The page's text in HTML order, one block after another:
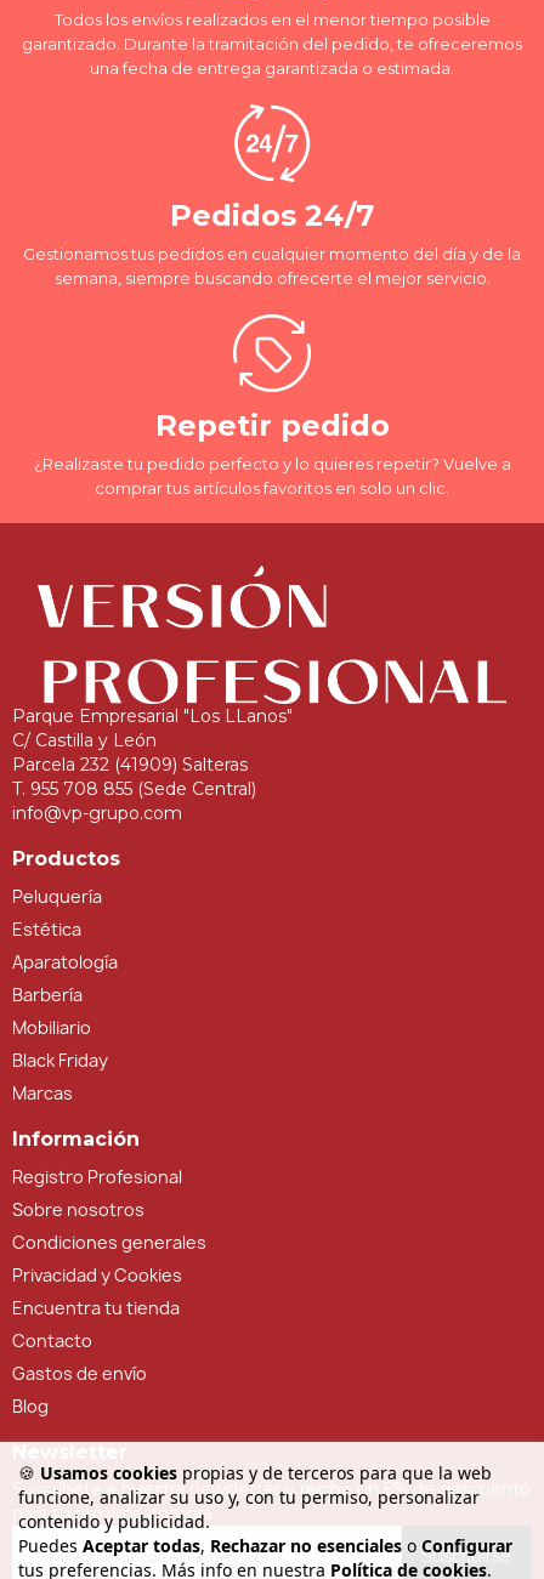
🍪 Usamos cookies propias y de terceros para que la web
funcione, analizar su uso y, con tu permiso, personalizar
contenido y publicidad.
Puedes Aceptar todas, Rechazar no esenciales o Configurar
tus preferencias. Más info en nuestra Política de cookies.
Todos los envíos realizados en el menor tiempo posible
garantizado. Durante la tramitación del pedido, te ofreceremos
una fecha de entrega garantizada o estimada.
Pedidos 24/7
Gestionamos tus pedidos en cualquier momento del día y de la
semana, siempre buscando ofrecerte el mejor servicio.
Repetir pedido
¿Realizaste tu pedido perfecto y lo quieres repetir? Vuelve a
comprar tus artículos favoritos en solo un clic.
Parque Empresarial "Los LLanos"
C/ Castilla y León
Parcela 232 (41909) Salteras
T. 955 708 855 (Sede Central)
info@vp-grupo.com
Productos
Peluquería
Estética
Aparatología
Barbería
Mobiliario
Black Friday
Marcas
Información
Registro Profesional
Sobre nosotros
Condiciones generales
Privacidad y Cookies
Encuentra tu tienda
Contacto
Gastos de envío
Blog
Suscríbete a nuestra newsletter y recibe un 5% de descuento
para tu próxima compra
Suscribirse